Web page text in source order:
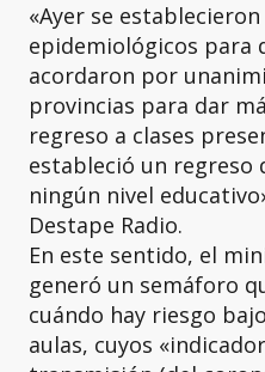
«Ayer se
epidemiológicos para
acordaron por
provincias para dar
regreso a clases
estableció un regreso
ningún nivel
Destape Radio.
En este sentido, el
generó un semáforo
cuándo hay riesgo
aulas, cuyos